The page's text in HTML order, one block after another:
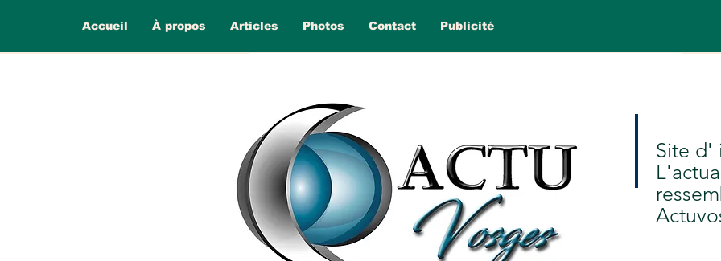
Accueil À propos Articles Photos Contact Publicité
Site d'